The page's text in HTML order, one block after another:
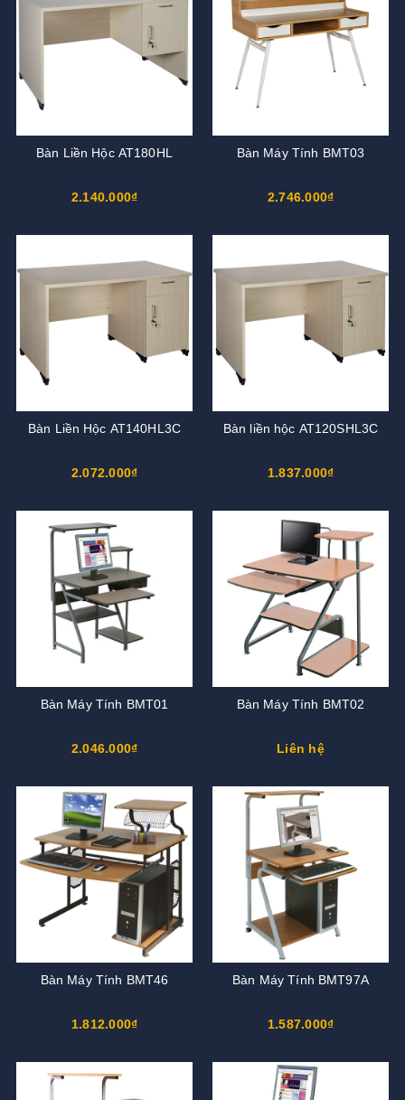
Bàn Liền Hộc AT180HL
2.140.000₫
Bàn Máy Tính BMT03
2.746.000₫
Bàn Liền Hộc AT140HL3C
2.072.000₫
Bàn liền hộc AT120SHL3C
1.837.000₫
Bàn Máy Tính BMT01
2.046.000₫
Bàn Máy Tính BMT02
Liên hệ
Bàn Máy Tính BMT46
1.812.000₫
Bàn Máy Tính BMT97A
1.587.000₫